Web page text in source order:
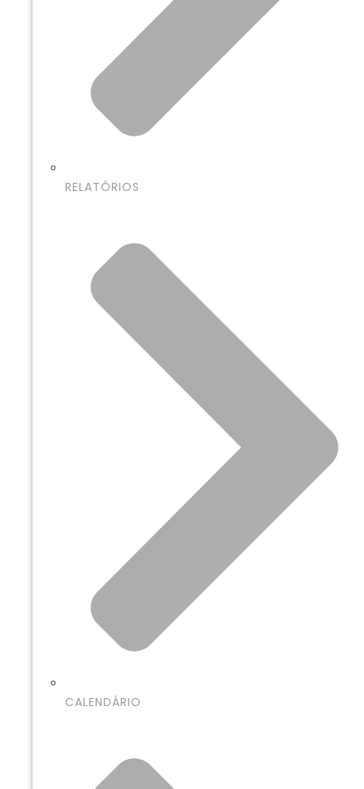
RELATÓRIOS
CALENDÁRIO